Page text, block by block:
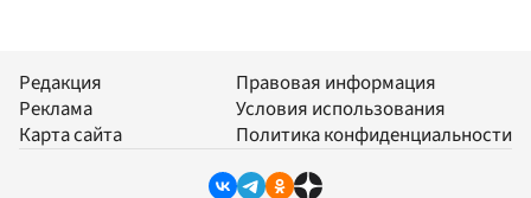
Редакция
Реклама
Карта сайта
Правовая информация
Условия использования
Политика конфиденциальности